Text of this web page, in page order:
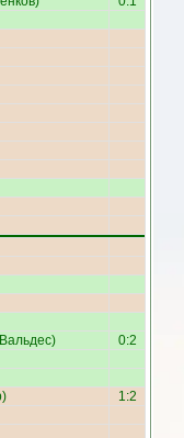
) 0:2
) 1:2